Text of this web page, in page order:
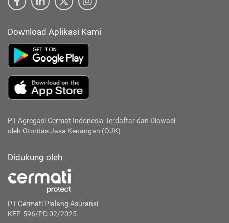
Download Aplikasi Kami
PT Agregasi Cermat Indonesia Terdaftar dan Diawasi
oleh Otoritas Jasa Keuangan (OJK)
Didukung oleh
PT Cermati Pialang Asuransi
KEP-596/PD.02/2025